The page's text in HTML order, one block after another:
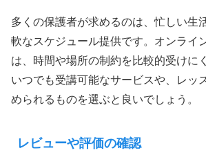
多くの保護者が求めるのは、忙しい生
軟なスケジュール提供です。オンライ
は、時間や場所の制約を比較的受けに
いつでも受講可能なサービスや、レッ
められるものを選ぶと良いでしょう。
レビューや評価の確認